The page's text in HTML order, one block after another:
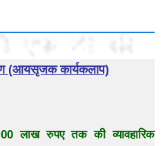
(आयसृजक कार्यकलाप)
लाख रुपए तक की व्यावहारिक